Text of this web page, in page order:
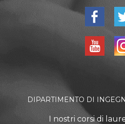
DIPARTIMENTO DI
I nostri corsi di